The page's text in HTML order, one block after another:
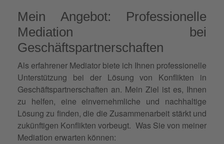
Mein Angebot: Professionelle
Mediation bei
Geschäftspartnerschaften
Als erfahrener Mediator biete ich Ihnen professionelle
Unterstützung bei der Lösung von Konflikten in
Geschäftspartnerschaften an. Mein Ziel ist es, Ihnen
zu helfen, eine einvernehmliche und nachhaltige
Lösung zu finden, die die Zusammenarbeit stärkt und
zukünftigen Konflikten vorbeugt. Was Sie von meiner
Mediation erwarten können: